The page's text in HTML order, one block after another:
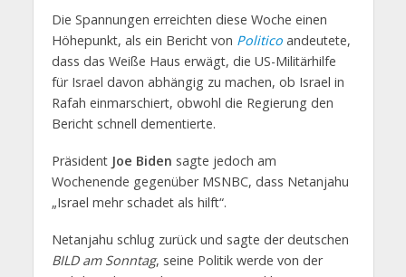
Die Spannungen erreichten diese Woche einen
Höhepunkt, als ein Bericht von Politico andeutete,
dass das Weiße Haus erwägt, die US-Militärhilfe
für Israel davon abhängig zu machen, ob Israel in
Rafah einmarschiert, obwohl die Regierung den
Bericht schnell dementierte.
Präsident Joe Biden sagte jedoch am
Wochenende gegenüber MSNBC, dass Netanjahu
„Israel mehr schadet als hilft“.
Netanjahu schlug zurück und sagte der deutschen
BILD am Sonntag, seine Politik werde von der